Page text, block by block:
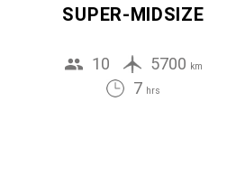
SUPER-MIDSIZE
10 5700 km
7 hrs